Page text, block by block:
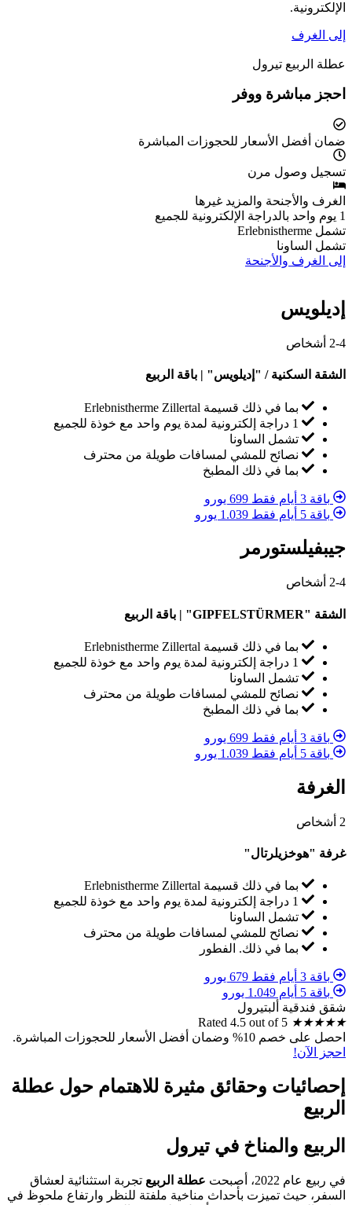
الإلكترونية.
إلى الغرف
عطلة الربيع تيرول
احجز مباشرة ووفر
ضمان أفضل الأسعار للحجوزات المباشرة
تسجيل وصول مرن
الغرف والأجنحة والمزيد غيرها
1 يوم واحد بالدراجة الإلكترونية للجميع
تشمل Erlebnistherme
تشمل الساونا
إلى الغرف والأجنحة
إديلويس
2-4 أشخاص
الشقة السكنية / "إديلويس" | باقة الربيع
بما في ذلك قسيمة Erlebnistherme Zillertal
1 دراجة إلكترونية لمدة يوم واحد مع خوذة للجميع
تشمل الساونا
نصائح للمشي لمسافات طويلة من محترف
بما في ذلك المطبخ
باقة 3 أيام فقط 699 يورو
باقة 5 أيام فقط 1.039 يورو
جيبفيلستورمر
2-4 أشخاص
الشقة "GIPFELSTÜRMER" | باقة الربيع
بما في ذلك قسيمة Erlebnistherme Zillertal
1 دراجة إلكترونية لمدة يوم واحد مع خوذة للجميع
تشمل الساونا
نصائح للمشي لمسافات طويلة من محترف
بما في ذلك المطبخ
باقة 3 أيام فقط 699 يورو
باقة 5 أيام فقط 1.039 يورو
الغرفة
2 أشخاص
غرفة "هوخزيلرتال"
بما في ذلك قسيمة Erlebnistherme Zillertal
1 دراجة إلكترونية لمدة يوم واحد مع خوذة للجميع
تشمل الساونا
نصائح للمشي لمسافات طويلة من محترف
بما في ذلك. الفطور
باقة 3 أيام فقط 679 يورو
باقة 5 أيام 1.049 يورو
شقق فندقية ألبتيرول
★
★
★
★
★
Rated 4.5 out of 5
احصل على خصم 10% وضمان أفضل الأسعار للحجوزات المباشرة.
احجز الآن!
إحصائيات وحقائق مثيرة للاهتمام حول عطلة
الربيع
الربيع والمناخ في تيرول
في ربيع عام 2022، أصبحت عطلة الربيع تجربة استثنائية لعشاق
السفر، حيث تميزت بأحداث مناخية ملفتة للنظر وارتفاع ملحوظ في